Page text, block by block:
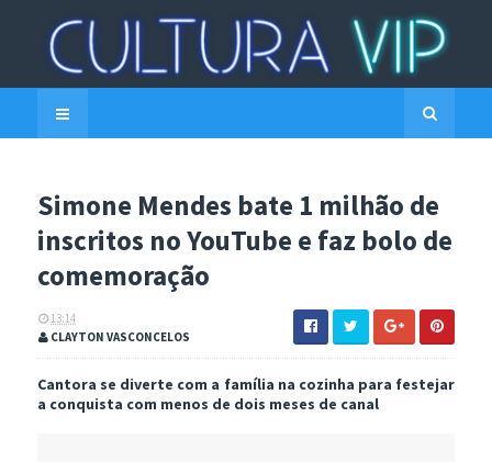
Simone Mendes bate 1 milhão de
inscritos no YouTube e faz bolo de
comemoração
13:14
CLAYTON VASCONCELOS
Cantora se diverte com a família na cozinha para festejar
a conquista com menos de dois meses de canal